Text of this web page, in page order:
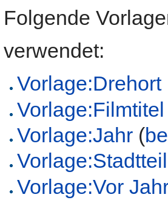
Folgende
verwendet:
Vorlage:Drehort
Vorlage:Filmtitel
Vorlage:Jahr (
Vorlage:Stadtteil
Vorlage:Vor